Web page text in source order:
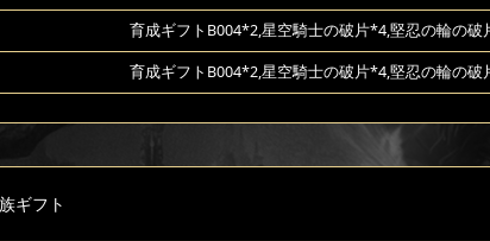
育成ギフトB004*2,星空騎士の破片*4,堅忍の輪の破
育成ギフトB004*2,星空騎士の破片*4,堅忍の輪の破
ギフト